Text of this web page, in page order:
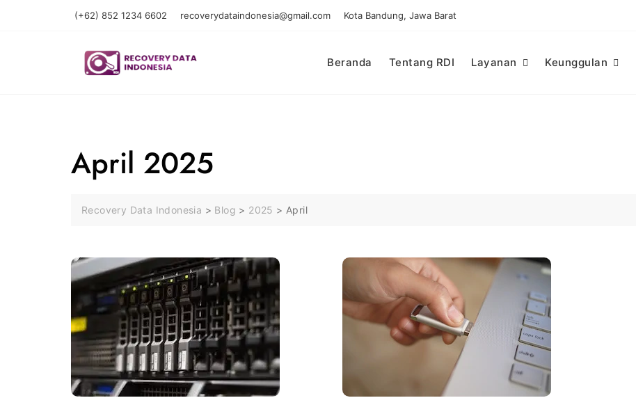
(+62) 852 1234 6602 recoverydataindonesia@gmail.com Kota Bandung, Jawa Barat
Beranda Tentang RDI Layanan Keunggulan
April 2025
Recovery Data Indonesia > Blog > 2025 > April